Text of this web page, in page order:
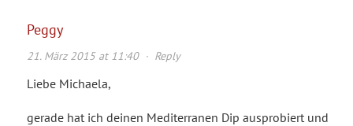
Peggy
21. März 2015 at 11:40· Reply
Liebe Michaela,
gerade hat ich deinen Mediterranen Dip ausprobiert und